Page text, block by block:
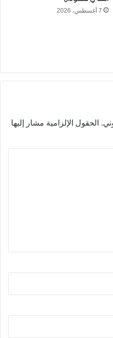
7 أغسطس، 2026
الحقول الإلزامية مشار إليها